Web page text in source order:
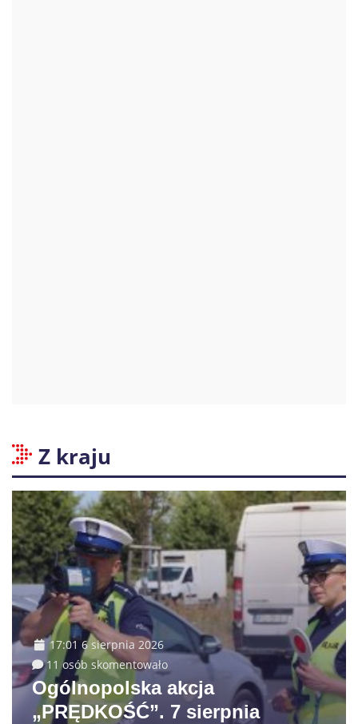
Z kraju
17:01 6 sierpnia 2026
11 osób skomentowało
Ogólnopolska akcja
„PRĘDKOŚĆ”. 7 sierpnia